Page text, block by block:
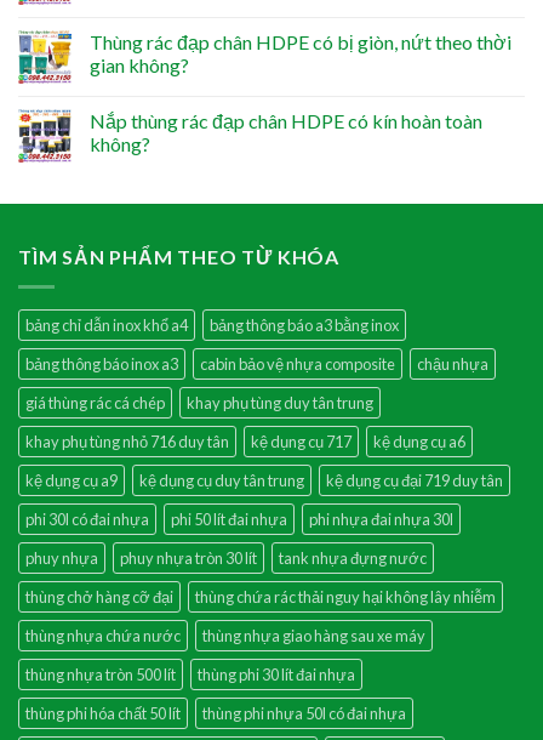
Thùng rác đạp chân HDPE có bị giòn, nứt theo thời
gian không?
Nắp thùng rác đạp chân HDPE có kín hoàn toàn
không?
TÌM SẢN PHẨM THEO TỪ KHÓA
bảng chỉ dẫn inox khổ a4
bảng thông báo a3 bằng inox
bảng thông báo inox a3
cabin bảo vệ nhựa composite
chậu nhựa
giá thùng rác cá chép
khay phụ tùng duy tân trung
khay phụ tùng nhỏ 716 duy tân
kệ dụng cụ 717
kệ dụng cụ a6
kệ dụng cụ a9
kệ dụng cụ duy tân trung
kệ dụng cụ đại 719 duy tân
phi 30l có đai nhựa
phi 50 lít đai nhựa
phi nhựa đai nhựa 30l
phuy nhựa
phuy nhựa tròn 30 lít
tank nhựa đựng nước
thùng chở hàng cỡ đại
thùng chứa rác thải nguy hại không lây nhiễm
thùng nhựa chứa nước
thùng nhựa giao hàng sau xe máy
thùng nhựa tròn 500 lít
thùng phi 30 lít đai nhựa
thùng phi hóa chất 50 lít
thùng phi nhựa 50l có đai nhựa